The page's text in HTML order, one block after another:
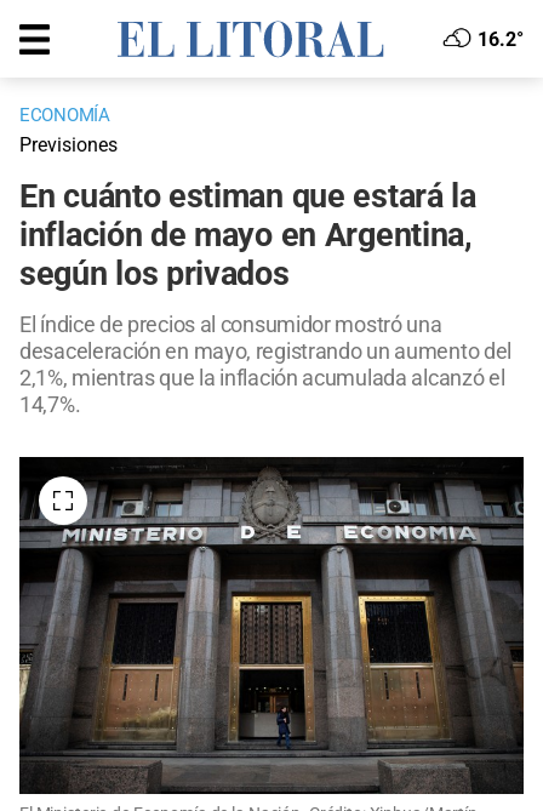
16.2°
ECONOMÍA
Previsiones
En cuánto estiman que estará la
inflación de mayo en Argentina,
según los privados
El índice de precios al consumidor mostró una
desaceleración en mayo, registrando un aumento del
2,1%, mientras que la inflación acumulada alcanzó el
14,7%.